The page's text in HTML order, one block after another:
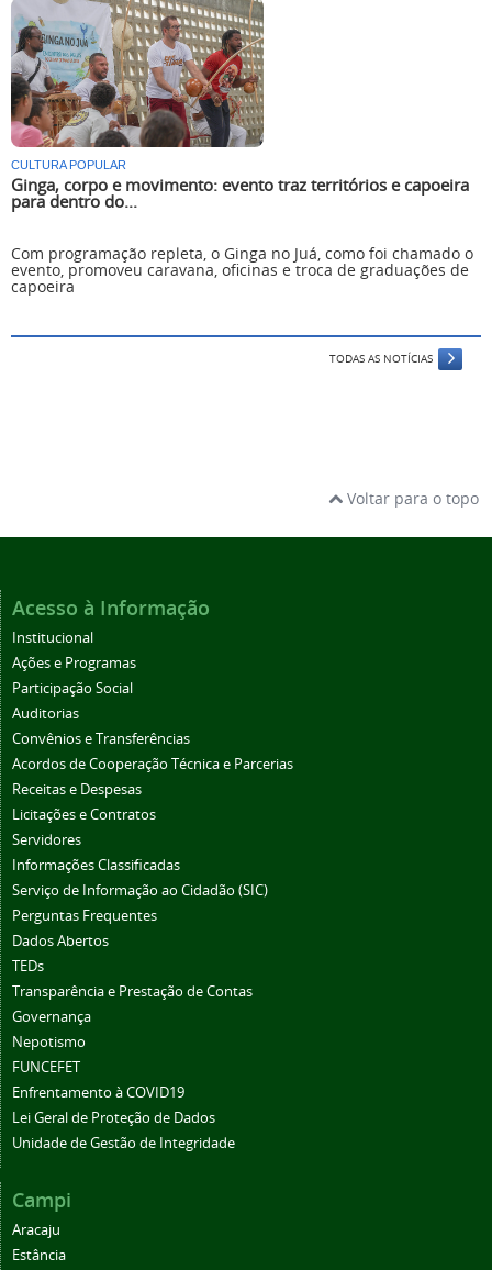
CULTURA POPULAR
Ginga, corpo e movimento: evento traz territórios e capoeira
para dentro do...
Com programação repleta, o Ginga no Juá, como foi chamado o
evento, promoveu caravana, oficinas e troca de graduações de
capoeira
TODAS AS NOTÍCIAS
Voltar para o topo
Acesso à Informação
Institucional
Ações e Programas
Participação Social
Auditorias
Convênios e Transferências
Acordos de Cooperação Técnica e Parcerias
Receitas e Despesas
Licitações e Contratos
Servidores
Informações Classificadas
Serviço de Informação ao Cidadão (SIC)
Perguntas Frequentes
Dados Abertos
TEDs
Transparência e Prestação de Contas
Governança
Nepotismo
FUNCEFET
Enfrentamento à COVID19
Lei Geral de Proteção de Dados
Unidade de Gestão de Integridade
Campi
Aracaju
Estância